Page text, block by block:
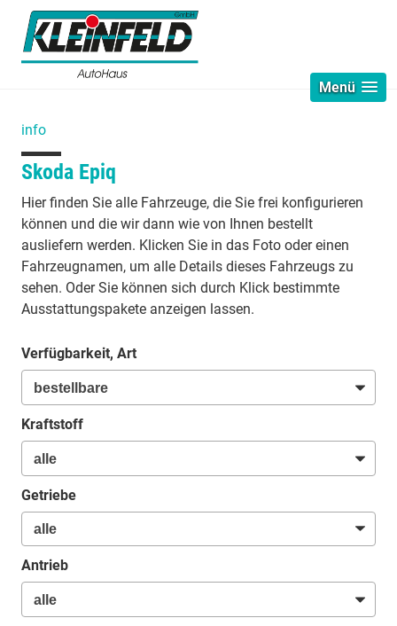
Menü
info
Skoda Epiq
Hier finden Sie alle Fahrzeuge, die Sie frei konfigurieren
können und die wir dann wie von Ihnen bestellt
ausliefern werden. Klicken Sie in das Foto oder einen
Fahrzeugnamen, um alle Details dieses Fahrzeugs zu
sehen. Oder Sie können sich durch Klick bestimmte
Ausstattungspakete anzeigen lassen.
Verfügbarkeit, Art
Kraftstoff
Getriebe
Antrieb